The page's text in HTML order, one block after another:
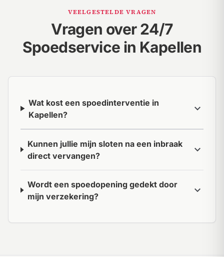
VEELGESTELDE VRAGEN
Vragen over 24/7
Spoedservice in Kapellen
Wat kost een spoedinterventie in
Kapellen?
expand_more
Kunnen jullie mijn sloten na een inbraak
direct vervangen?
expand_more
Wordt een spoedopening gedekt door
mijn verzekering?
expand_more